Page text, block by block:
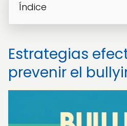
Índice
Estrategias
prevenir el